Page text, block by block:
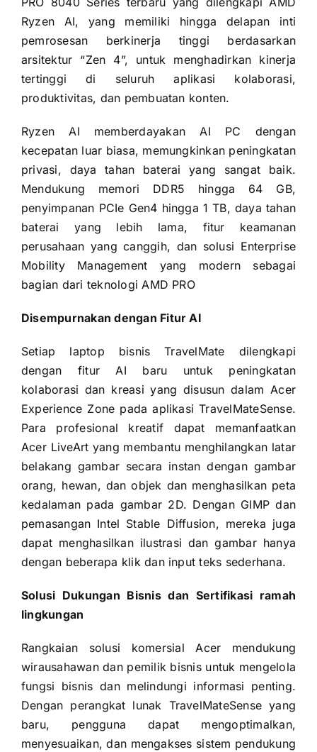
Ryzen AI, yang memiliki hingga delapan inti
pemrosesan berkinerja tinggi berdasarkan
arsitektur “Zen 4”, untuk menghadirkan kinerja
tertinggi di seluruh aplikasi kolaborasi,
produktivitas, dan pembuatan konten.
Ryzen AI memberdayakan AI PC dengan
kecepatan luar biasa, memungkinkan peningkatan
privasi, daya tahan baterai yang sangat baik.
Mendukung memori DDR5 hingga 64 GB,
penyimpanan PCIe Gen4 hingga 1 TB, daya tahan
baterai yang lebih lama, fitur keamanan
perusahaan yang canggih, dan solusi Enterprise
Mobility Management yang modern sebagai
bagian dari teknologi AMD PRO
Disempurnakan dengan Fitur AI
Setiap laptop bisnis TravelMate dilengkapi
dengan fitur AI baru untuk peningkatan
kolaborasi dan kreasi yang disusun dalam Acer
Experience Zone pada aplikasi TravelMateSense.
Para profesional kreatif dapat memanfaatkan
Acer LiveArt yang membantu menghilangkan latar
belakang gambar secara instan dengan gambar
orang, hewan, dan objek dan menghasilkan peta
kedalaman pada gambar 2D. Dengan GIMP dan
pemasangan Intel Stable Diffusion, mereka juga
dapat menghasilkan ilustrasi dan gambar hanya
dengan beberapa klik dan input teks sederhana.
Solusi Dukungan Bisnis dan Sertifikasi ramah
lingkungan
Rangkaian solusi komersial Acer mendukung
wirausahawan dan pemilik bisnis untuk mengelola
fungsi bisnis dan melindungi informasi penting.
Dengan perangkat lunak TravelMateSense yang
baru, pengguna dapat mengoptimalkan,
menyesuaikan, dan mengakses sistem pendukung